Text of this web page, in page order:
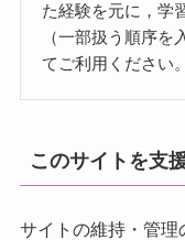
た経験を元に，学
（一部扱う順序
てご利用ください。
このサイトを支
サイトの維持・管理